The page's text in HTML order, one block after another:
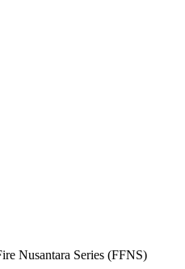
Nusantara Series (FFNS)